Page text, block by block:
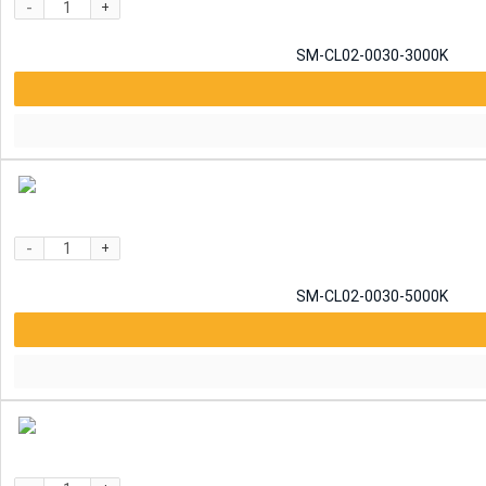
- +
SM-CL02-0030-3000K
- +
SM-CL02-0030-5000K